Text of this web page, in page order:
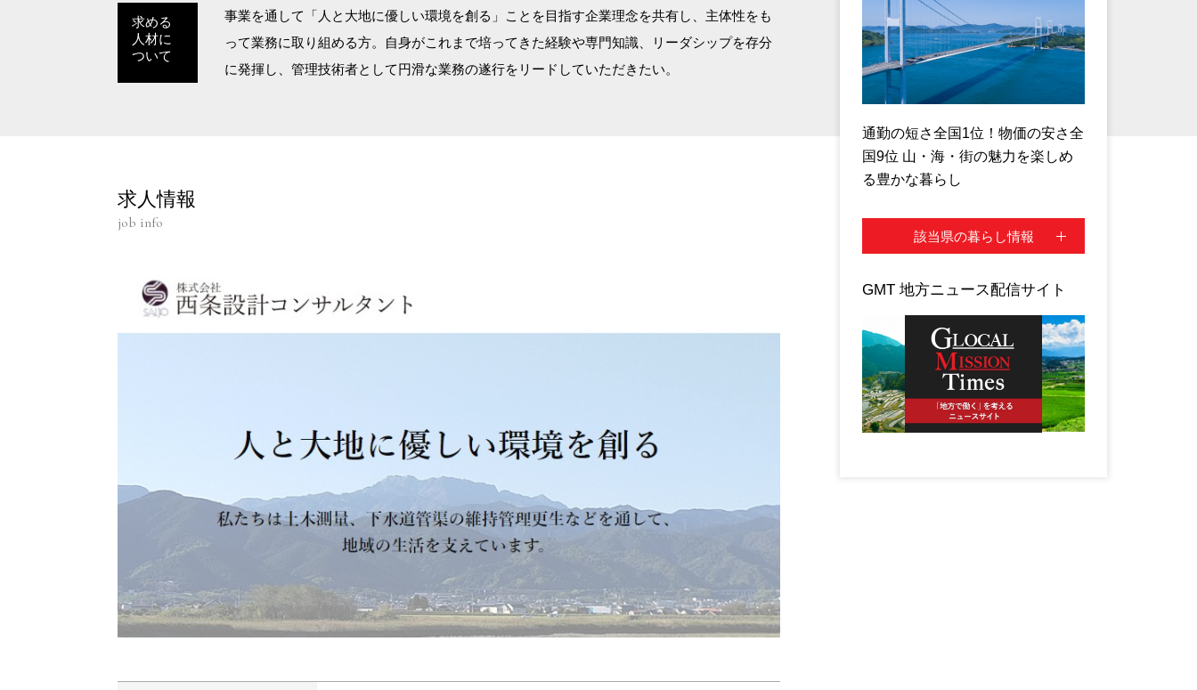
求める
人材に
ついて
事業を通して「人と大地に優しい環境を創る」ことを目指す企業理念を共有し、主体性をも
って業務に取り組める方。自身がこれまで培ってきた経験や専門知識、リーダシップを存分
に発揮し、管理技術者として円滑な業務の遂行をリードしていただきたい。
求人情報
job info
通勤の短さ全国1位！物価の安さ全
国9位 山・海・街の魅力を楽しめ
る豊かな暮らし
該当県の暮らし情報
GMT 地方ニュース配信サイト